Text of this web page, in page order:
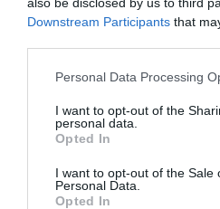
Downstream Participants that
Personal Data Processing
I want to opt-out of the
personal data.
Opted In
I want to opt-out of the Sale
Personal Data.
Opted In
1.34
Ulteriori Proposte